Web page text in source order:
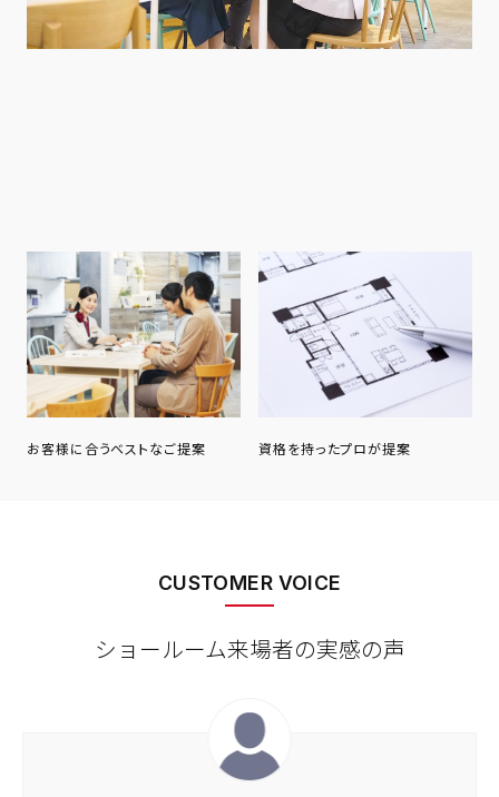
お客様に合うベストなご提案 資格を持ったプロが提案
CUSTOMER VOICE
ショールーム来場者の実感の声